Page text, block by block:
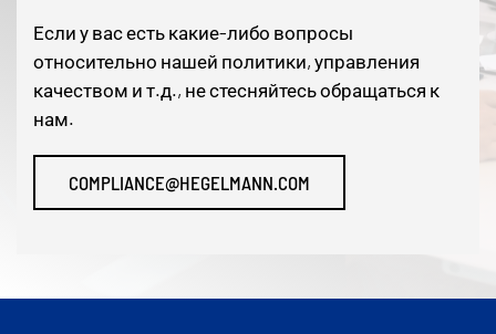
Если у вас есть какие-либо вопросы
относительно нашей политики, управления
качеством и т.д., не стесняйтесь обращаться к
нам.
COMPLIANCE@HEGELMANN.COM